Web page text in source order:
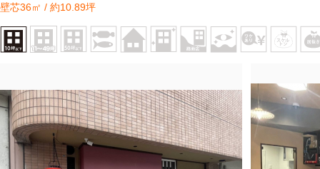
壁芯36㎡ / 約10.89坪